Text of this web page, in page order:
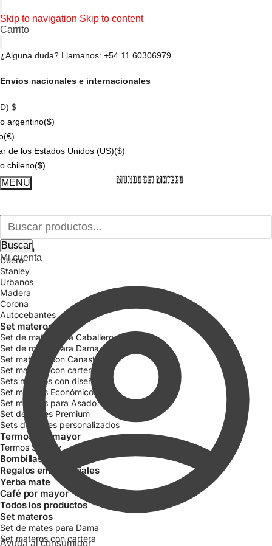
Skip to navigation Skip to content
Carrito
¿Alguna duda? Llamanos: +54 11 60306979
Envios nacionales e internacionales
$
argentino($)
(€)
de los Estados Unidos (US)($)
chileno($)
MENU
Buscar
Mi cuenta
Ayuda al consumidor
Buscar por:
Buscar
Inicio
Mates
Premium
Cuero
Stanley
Urbanos
Madera
Corona
Autocebantes
Set materos
Set de mates para Caballero
Set de mates para Dama
Set materos con Canasta
Set materos con cartera
Sets materos con diseño
Set materos Económicos
Set materos para Asado
Set de mates Premium
Sets de mates personalizados
Termos por mayor
Termos Stanley
Bombillas
Regalos empresariales
Yerba mate
Café por mayor
Todos los productos
Set materos
Set de mates para Dama
Set materos con cartera